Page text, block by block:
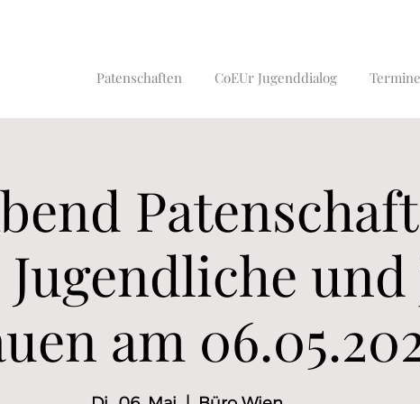
Patenschaften CoEUr Jugenddialog Termine
am